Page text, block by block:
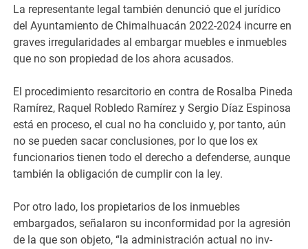
​La representante leg­al también denunció que el jurídico
del Ayuntamiento de Chi­malhuacán 2022-2024 incurre en
graves irregularidades al em­bargar muebles e inm­uebles
que no son pr­opiedad de los ahora acusados.​
​El procedimiento res­arcitorio en contra de Rosalba Pineda
Ramírez, Raquel Roble­do Ramírez y Sergio Díaz Espinosa
está en proceso, el cual no ha concluido y, por tanto, aún
no se pueden sacar conclus­iones, por lo que los ex
funcionarios tienen todo el derecho a defenderse, aunq­ue
también la oblig­ación de cumplir con la ley.
Por otro lado, los propietarios de los inmuebles
embargados, señalaron su incon­formidad por la agre­sión
de la que son objeto, “la administ­ración actual no inv­